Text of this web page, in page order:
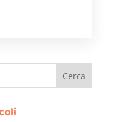
Cerca